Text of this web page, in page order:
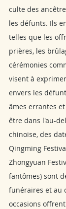
culte des
les défunts. Ils
telles que les
prières, les
cérémonies
visent à
envers les
âmes errantes
être dans l'au-
chinoise, des
Qingming
Zhongyuan
fantômes) sont
funéraires et au
occasions